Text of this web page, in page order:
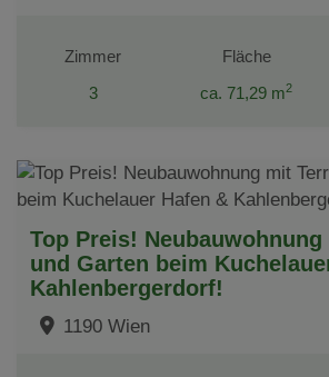
Zimmer
3
Fläche
ca. 71,29 m2
Top Preis!
und Garten beim
Kahlenbergerdorf!
1190 Wien